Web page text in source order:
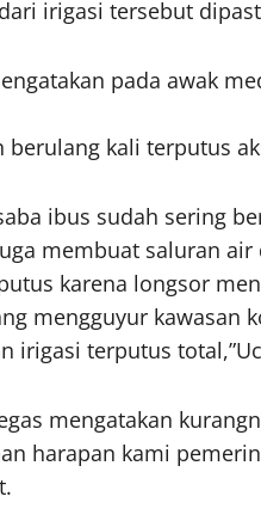
irigasi tersebut
pada awak
kali terputus
ibus sudah sering
membuat saluran
karena longsor
mengguyur kawasan
irigasi terputus
mengatakan
harapan kami